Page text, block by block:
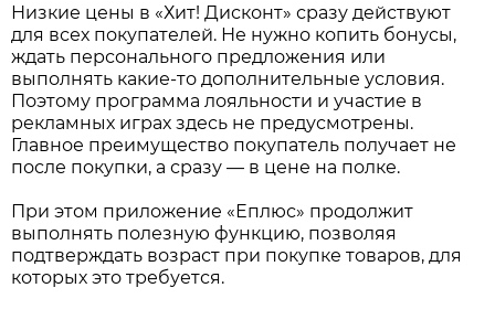
Низкие цены в «Хит! Дисконт» сразу действуют
для всех покупателей. Не нужно копить бонусы,
ждать персонального предложения или
выполнять какие-то дополнительные условия.
Поэтому программа лояльности и участие в
рекламных играх здесь не предусмотрены.
Главное преимущество покупатель получает не
после покупки, а сразу — в цене на полке.
При этом приложение «Еплюс» продолжит
выполнять полезную функцию, позволяя
подтверждать возраст при покупке товаров, для
которых это требуется.